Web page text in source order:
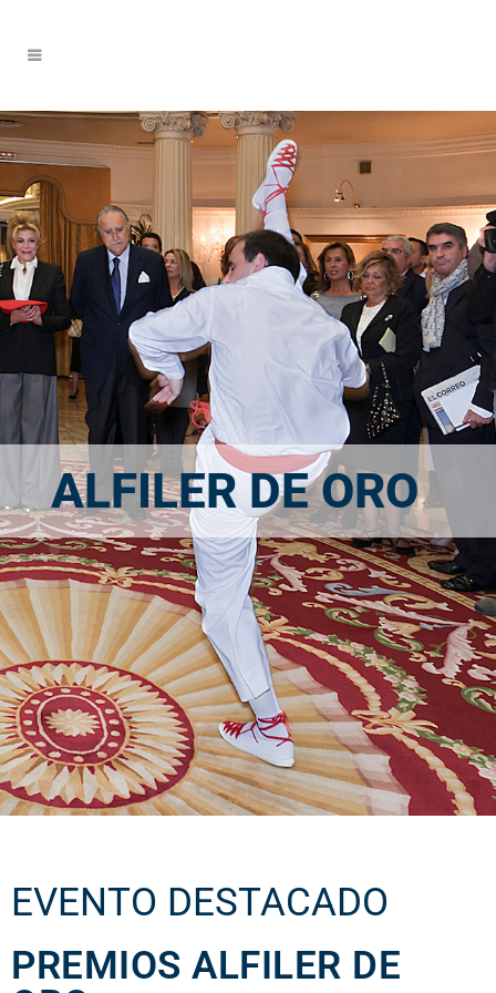
ALFILER DE ORO
EVENTO DESTACADO
PREMIOS ALFILER DE